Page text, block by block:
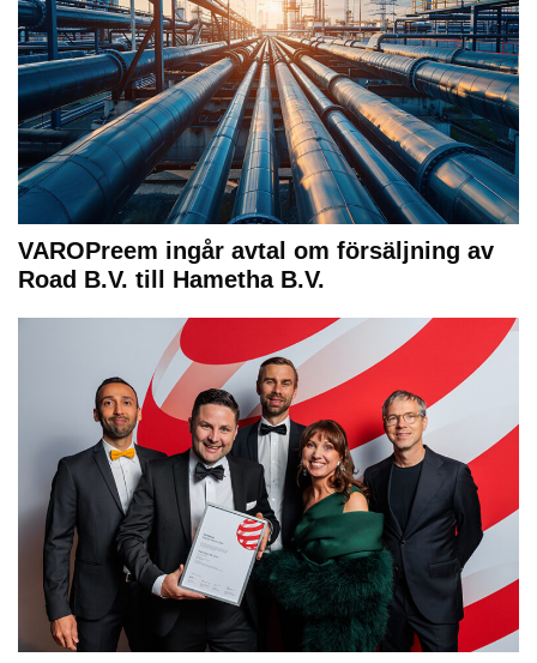
VAROPreem ingår avtal om försäljning av
Road B.V. till Hametha B.V.